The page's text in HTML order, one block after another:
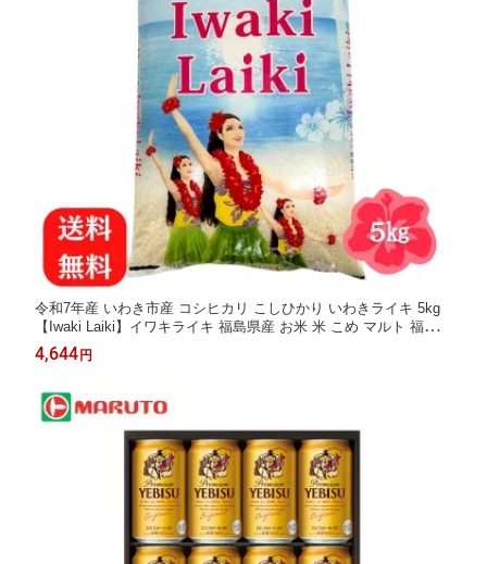
令和7年産 いわき市産 コシヒカリ こしひかり いわきライキ 5kg
【Iwaki Laiki】イワキライキ 福島県産 お米 米 こめ マルト 福島 5
キロ 白米 送料無料
4,644円